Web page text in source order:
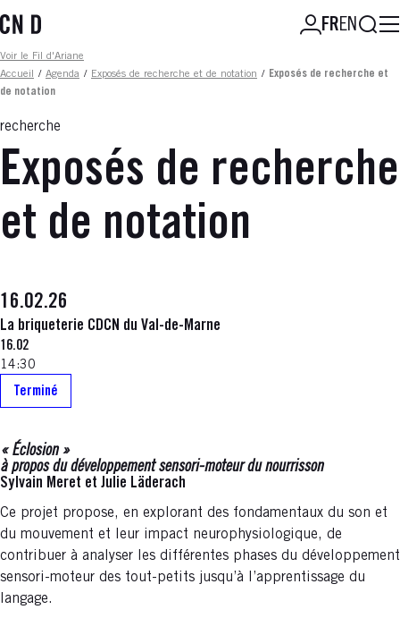
au
principal
FREN
Fil d'ariane
Voir le Fil d'Ariane
Accueil
/ Agenda / Exposés de recherche et de notation / Exposés de recherche et
de notation
recherche
Exposés de recherche
et de notation
16.02.26
La briqueterie CDCN du Val-de-Marne
16.02
14:30
Terminé
« Éclosion »
à propos du développement sensori-moteur du nourrisson
Sylvain Meret et Julie Läderach
Ce projet propose, en explorant des fondamentaux du son et
du mouvement et leur impact neurophysiologique, de
contribuer à analyser les différentes phases du développement
sensori-moteur des tout-petits jusqu’à l’apprentissage du
langage.